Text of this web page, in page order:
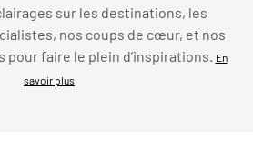
sur les destinations, les
nos coups de cœur, et nos
faire le plein d’inspirations.
En
savoir plus